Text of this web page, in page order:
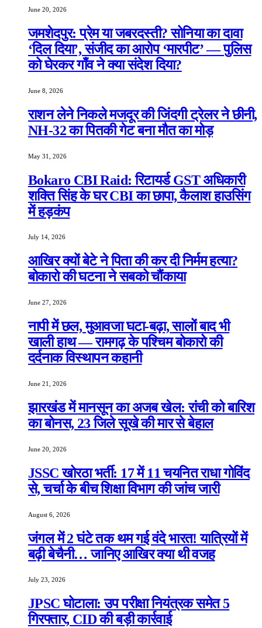
June 20, 2026
जमशेदपुर: प्रेम या जबरदस्ती? सोनिया का दावा
‘दिल दिया’, संजीद का आरोप ‘मारपीट’ — पुलिस
को घेरकर गाँव ने क्या संदेश दिया?
June 8, 2026
राशन लेने निकले मजदूर की जिंदगी ट्रेलर ने छीनी,
NH-32 का पितकी गेट बना मौत का मोड़
May 31, 2026
Bokaro CBI Raid: रिटायर्ड GST अधिकारी
शक्ति सिंह के घर CBI का छापा, कैलाश हाउसिंग
में हड़कंप
July 14, 2026
आखिर क्यों बेटे ने पिता की कर दी निर्मम हत्या?
बोकारो की घटना ने सबको चौंकाया
June 27, 2026
नापी में छल, मुआवजा घटा-बढ़ा, सालों बाद भी
खाली हाथ — रामगढ़ के पश्चिम बोकारो की
दर्दनाक विस्थापन कहानी
June 21, 2026
झारखंड में मानसून का अजब खेल: रांची को बारिश
का बोनस, 23 जिले सूखे की मार से बेहाल
June 20, 2026
JSSC खोरठा भर्ती: 17 में 11 चयनित राधा गोविंद
से, चर्चा के बीच शिक्षा विभाग की जांच जारी
August 6, 2026
जंगल में 2 घंटे तक थम गई वंदे भारत! यात्रियों में
बढ़ी बेचैनी… जानिए आखिर क्या थी वजह
July 23, 2026
JPSC घोटाला: उप परीक्षा नियंत्रक समेत 5
गिरफ्तार, CID की बड़ी कार्रवाई